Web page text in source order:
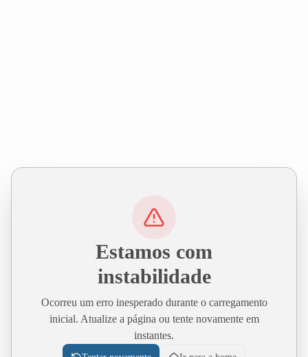
Estamos com
instabilidade
Ocorreu um erro inesperado durante o carregamento
inicial. Atualize a página ou tente novamente em
instantes.